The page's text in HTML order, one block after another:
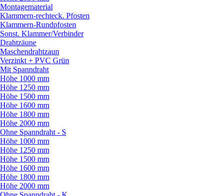
Montagematerial
Klammern-rechteck. Pfosten
Klammern-Rundpfosten
Sonst. Klammer/Verbinder
Drahtzäune
Maschendrahtzaun
Verzinkt + PVC Grün
Mit Spanndraht
Höhe 1000 mm
Höhe 1250 mm
Höhe 1500 mm
Höhe 1600 mm
Höhe 1800 mm
Höhe 2000 mm
Ohne Spanndraht - S
Höhe 1000 mm
Höhe 1250 mm
Höhe 1500 mm
Höhe 1600 mm
Höhe 1800 mm
Höhe 2000 mm